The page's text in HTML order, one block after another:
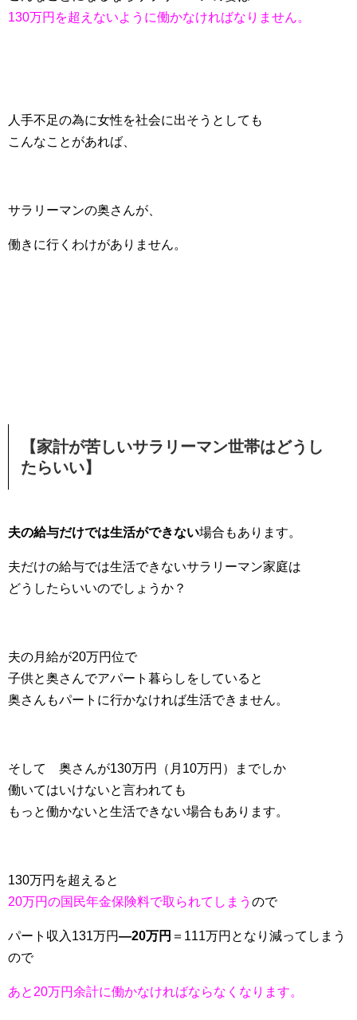
130万円を超えないように働かなければなりません。
人手不足の為に女性を社会に出そうとしても
こんなことがあれば、
サラリーマンの奥さんが、
働きに行くわけがありません。
【家計が苦しいサラリーマン世帯はどうし
たらいい】
夫の給与だけでは生活ができない場合もあります。
夫だけの給与では生活できないサラリーマン家庭は
どうしたらいいのでしょうか？
夫の月給が20万円位で
子供と奥さんでアパート暮らしをしていると
奥さんもパートに行かなければ生活できません。
そして 奥さんが130万円（月10万円）までしか
働いてはいけないと言われても
もっと働かないと生活できない場合もあります。
130万円を超えると
20万円の国民年金保険料で取られてしまう ので
パート収入131万円―20万円 ＝111万円となり減ってしまう
ので
あと20万円余計に働かなければならなくなります。